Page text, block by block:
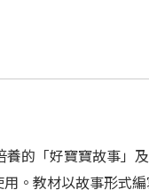
的「好寶寶故事」
。教材以故事形式